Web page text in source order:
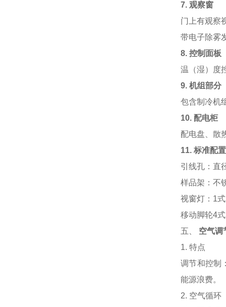
7. 观察窗
门上有观察
带电子除雾
8. 控制面板
温（湿）度
9. 机组部分
包含制冷机
10. 配电柜
配电盘、散
11. 标准配置
引线孔：直
样品架：不
视窗灯：1
移动脚轮4式
五、 空气调
1. 特点
调节和控制
能源浪费。
2. 空气循环